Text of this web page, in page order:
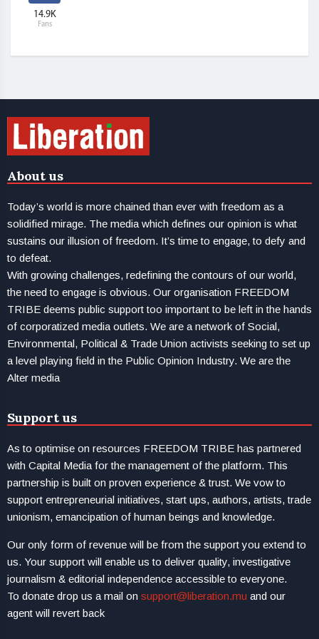
14.9K
Fans
About us
Today’s world is more chained than ever with freedom as a
solidified mirage. The media which defines our opinion is what
sustains our illusion of freedom. It’s time to engage, to defy and
to defeat.
With growing challenges, redefining the contours of our world,
the need to engage is obvious. Our organisation FREEDOM
TRIBE deems public support too important to be left in the hands
of corporatized media outlets. We are a network of Social,
Environmental, Political & Trade Union activists seeking to set up
a level playing field in the Public Opinion Industry. We are the
Alter media
Support us
As to optimise on resources FREEDOM TRIBE has partnered
with Capital Media for the management of the platform. This
partnership is built on proven experience & trust. We vow to
support entrepreneurial initiatives, start ups, authors, artists, trade
unionism, emancipation of human beings and knowledge.
Our only form of revenue will be from the support you extend to
us. Your support will enable us to deliver quality, investigative
journalism & editorial independence accessible to everyone.
To donate drop us a mail on support@liberation.mu and our
agent will revert back